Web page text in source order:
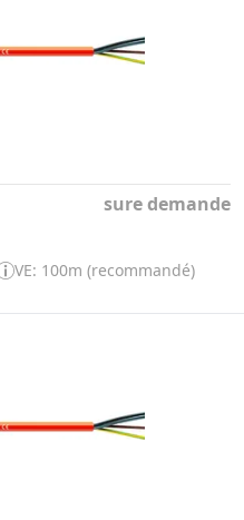
sure demande
VE: 100m (recommandé)